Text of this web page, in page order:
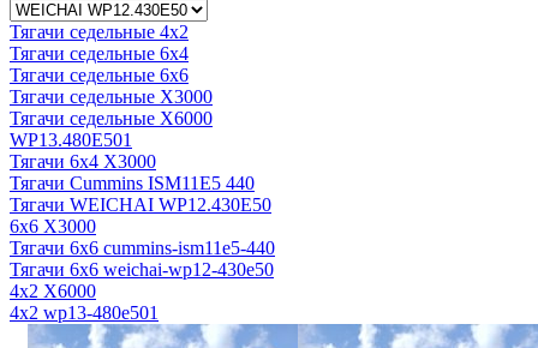
Тягачи седельные 4x2
Тягачи седельные 6x4
Тягачи седельные 6x6
Тягачи седельные X3000
Тягачи седельные X6000
WP13.480E501
Тягачи 6x4 X3000
Тягачи Cummins ISM11E5 440
Тягачи WEICHAI WP12.430E50
6x6 X3000
Тягачи 6x6 cummins-ism11e5-440
Тягачи 6x6 weichai-wp12-430e50
4x2 X6000
4x2 wp13-480e501